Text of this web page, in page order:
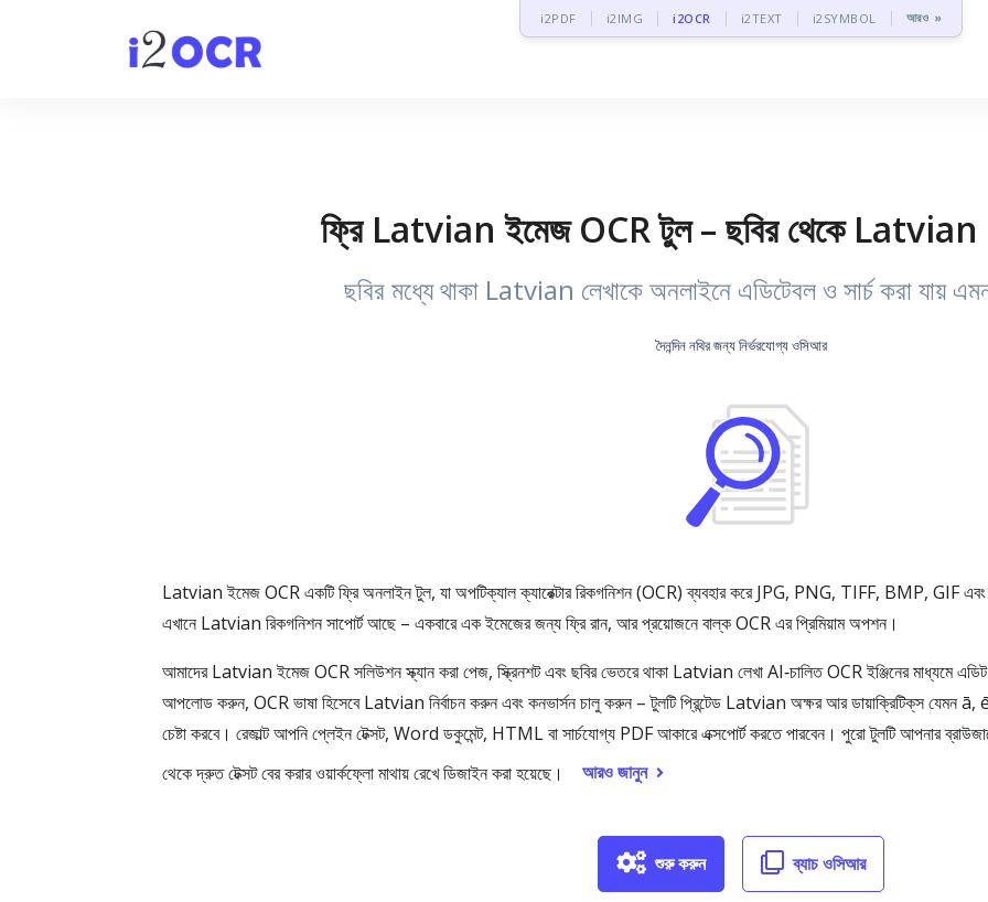
i2PDF i2IMG i2OCR i2TEXT i2SYMBOL আরও »
ফ্রি Latvian ইমেজ OCR টুল – ছবির থেকে Latvian
ছবির মধ্যে থাকা Latvian লেখাকে অনলাইনে এডিটেবল ও সার্চ করা যায় এমন
দৈনন্দিন নথির জন্য নির্ভরযোগ্য ওসিআর
Latvian ইমেজ OCR একটি ফ্রি অনলাইন টুল, যা অপটিক্যাল ক্যারেক্টার রিকগনিশন (OCR) ব্যবহার করে JPG, PNG, TIFF, BMP, GIF
এখানে Latvian রিকগনিশন সাপোর্ট আছে – একবারে এক ইমেজের জন্য ফ্রি রান, আর প্রয়োজনে বাল্ক OCR এর প্রিমিয়াম অপশন।
আমাদের Latvian ইমেজ OCR সলিউশন স্ক্যান করা পেজ, স্ক্রিনশট এবং ছবির ভেতরে থাকা Latvian লেখা AI‑চালিত OCR ইঞ্জিনের মাধ্যমে এডিট
আপলোড করুন, OCR ভাষা হিসেবে Latvian নির্বাচন করুন এবং কনভার্সন চালু করুন – টুলটি প্রিন্টেড Latvian অক্ষর আর ডায়াক্রিটিক্‌স
চেষ্টা করবে। রেজাল্ট আপনি প্লেইন টেক্সট, Word ডকুমেন্ট, HTML বা সার্চযোগ্য PDF আকারে এক্সপোর্ট করতে পারবেন। পুরো টুলটি আপনার
থেকে দ্রুত টেক্সট বের করার ওয়ার্কফ্লো মাথায় রেখে ডিজাইন করা হয়েছে।
আরও জানুন
শুরু করুন ব্যাচ ওসিআর